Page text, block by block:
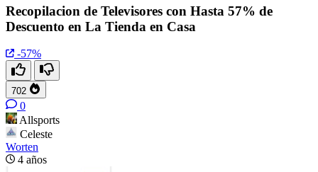
Recopilacion de Televisores con Hasta 57% de
Descuento en La Tienda en Casa
-57%
702
0
Allsports
Celeste
Worten
4 años